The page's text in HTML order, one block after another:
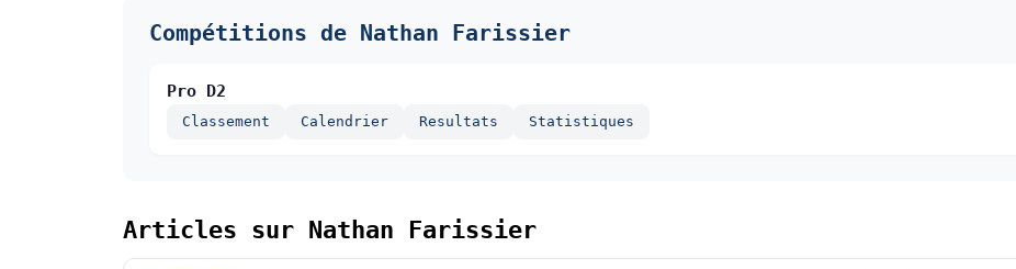
Compétitions de Nathan Farissier
Pro D2
Classement Calendrier Resultats Statistiques
Articles sur Nathan Farissier